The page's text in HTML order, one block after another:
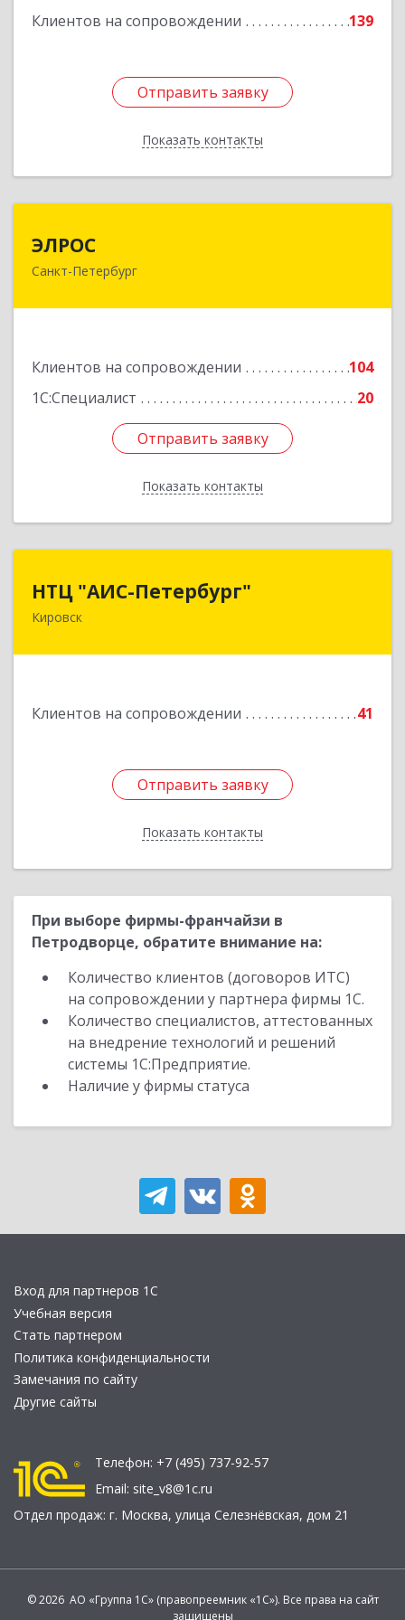
Клиентов на сопровождении 139
Отправить заявку
Показать контакты
Подробнее
Отправить заявку
Назад
ЭЛРОС
Санкт-Петербург
Клиентов на сопровождении
104
1С:Специалист
20
Отправить заявку
Показать контакты
191024, Санкт-Петербург г, Тележная ул, дом №
Отправить заявку
Назад
НТЦ "АИС-Петербург"
Кировск
Клиентов на сопровождении 41
Отправить заявку
Показать контакты
НТЦ "АИС-Петербург"
187342, Ленинградская обл, Кировск г, р-н
Отправить заявку
Назад
При выборе фирмы-франчайзи в
Петродворце, обратите внимание на:
Количество клиентов (договоров ИТС)
на сопровождении у партнера фирмы 1С.
Количество специалистов, аттестованных
на внедрение технологий и решений
системы 1С:Предприятие.
Наличие у фирмы статуса
Вход для партнеров 1С
Учебная версия
Стать партнером
Политика конфиденциальности
Замечания по сайту
Другие сайты
Телефон: +7 (495) 737-92-57
Email: site_v8@1c.ru
Отдел продаж: г. Москва, улица Селезнёвская, дом 21
© 2026 АО «Группа 1С» (правопреемник «1С»). Все права на сайт
защищены